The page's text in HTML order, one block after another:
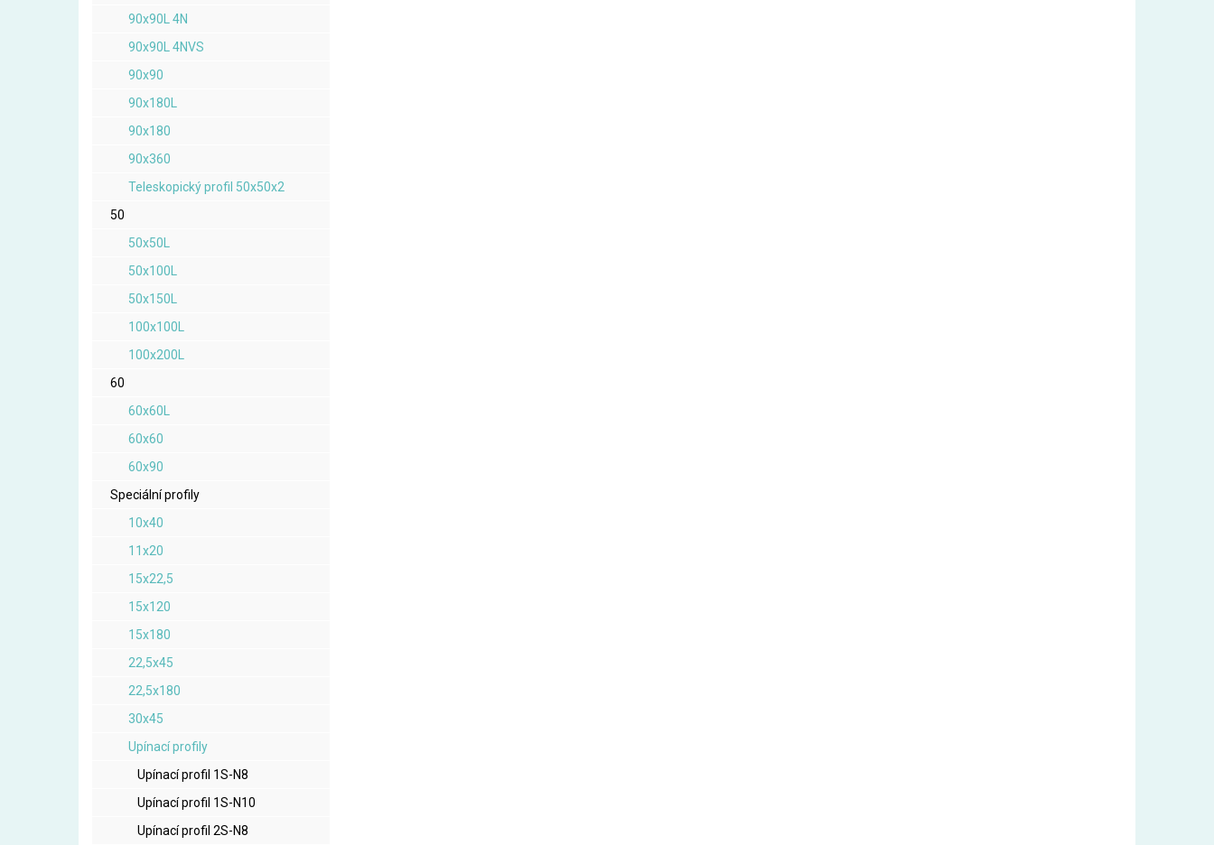
90x90L 4N
90x90L 4NVS
90x90
90x180L
90x180
90x360
Teleskopický profil 50x50x2
50
50x50L
50x100L
50x150L
100x100L
100x200L
60
60x60L
60x60
60x90
Speciální profily
10x40
11x20
15x22,5
15x120
15x180
22,5x45
22,5x180
30x45
Upínací profily
Upínací profil 1S-N8
Upínací profil 1S-N10
Upínací profil 2S-N8